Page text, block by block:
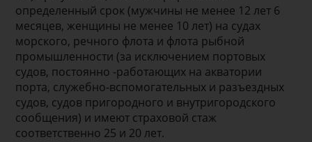
определенный срок (мужчины не менее 12 лет 6
месяцев, женщины не менее 10 лет) на судах
морского, речного флота и флота рыбной
промышленности (за исключением портовых
судов, постоянно -работающих на акватории
порта, служебно-вспомогательных и разъездных
судов, судов пригородного и внутригородского
сообщения) и имеют страховой стаж
соответственно 25 и 20 лет.